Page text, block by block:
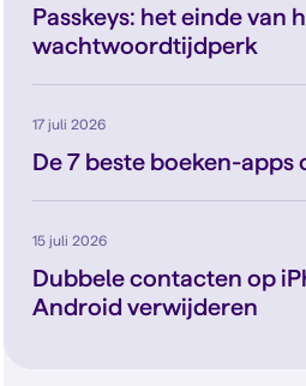
Passkeys: het einde van
wachtwoordtijdperk
17 juli 2026
De 7 beste boeken-apps
15 juli 2026
Dubbele contacten op
Android verwijderen